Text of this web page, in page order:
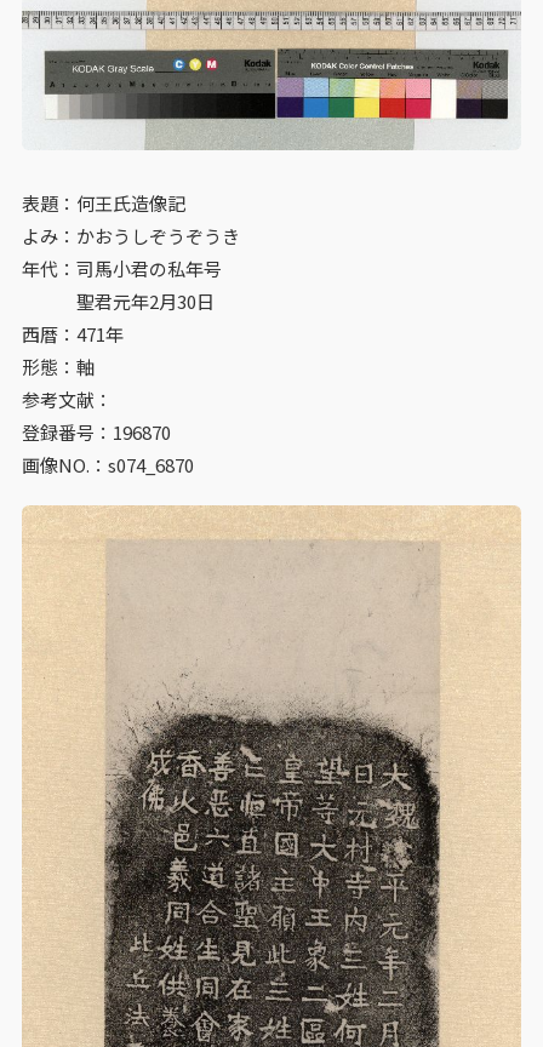
表題：何王氏造像記
よみ：かおうしぞうぞうき
年代：司馬小君の私年号
聖君元年2月30日
西暦：471年
形態：軸
参考文献：
登録番号：196870
画像NO.：s074_6870